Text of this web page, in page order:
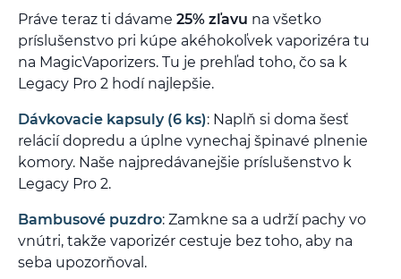
Práve teraz ti dávame 25% zľavu na všetko
príslušenstvo pri kúpe akéhokoľvek vaporizéra tu
na MagicVaporizers. Tu je prehľad toho, čo sa k
Legacy Pro 2 hodí najlepšie.
Dávkovacie kapsuly (6 ks): Naplň si doma šesť
relácií dopredu a úplne vynechaj špinavé plnenie
komory. Naše najpredávanejšie príslušenstvo k
Legacy Pro 2.
Bambusové puzdro: Zamkne sa a udrží pachy vo
vnútri, takže vaporizér cestuje bez toho, aby na
seba upozorňoval.